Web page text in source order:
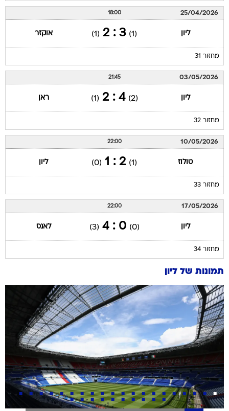
25/04/2026
18:00
ליון (1)
3 : 2
(1) אוקזר
מחזור 31
03/05/2026
21:45
ליון (2)
4 : 2
(1) ראן
מחזור 32
10/05/2026
22:00
טולוז (1)
2 : 1
(0) ליון
מחזור 33
17/05/2026
22:00
ליון (0)
0 : 4
(3) לאנס
מחזור 34
תמונות של ליון